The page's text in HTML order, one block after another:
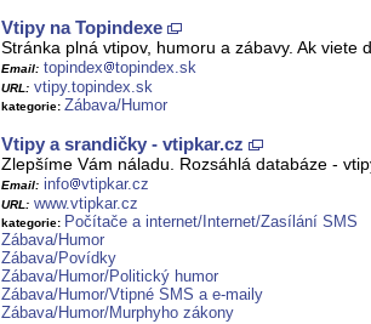
Vtipy na Topindexe
Stránka plná vtipov, humoru a zábavy. Ak
Email: topindex topindex.sk
URL: vtipy.topindex.sk
kategorie: Zábava/Humor
Vtipy a srandičky - vtipkar.cz
Zlepšíme Vám náladu. Rozsáhlá databáze -
Email: info vtipkar.cz
URL: www.vtipkar.cz
kategorie: Počítače a internet/Internet/Zasílání SMS
Zábava/Humor
Zábava/Povídky
Zábava/Humor/Politický humor
Zábava/Humor/Vtipné SMS a e-maily
Zábava/Humor/Murphyho zákony